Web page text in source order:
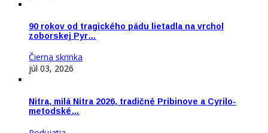
90 rokov od tragického pádu lietadla na vrchol
zoborskej Pyr…
Čierna skrinka
júl 03, 2026
Nitra, milá Nitra 2026, tradičné Pribinove a Cyrilo-
metodské…